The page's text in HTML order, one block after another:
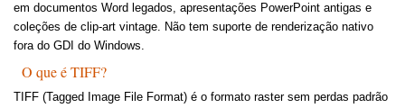
em documentos Word legados, apresentações PowerPoint antigas e
coleções de clip-art vintage. Não tem suporte de renderização nativo
fora do GDI do Windows.
O que é TIFF?
TIFF (Tagged Image File Format) é o formato raster sem perdas padrão